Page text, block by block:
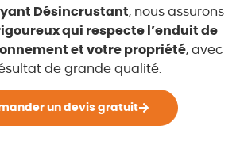
Désincrustant, nous assurons
qui respecte l’enduit de
et votre propriété, avec
de grande qualité.
un devis gratuit